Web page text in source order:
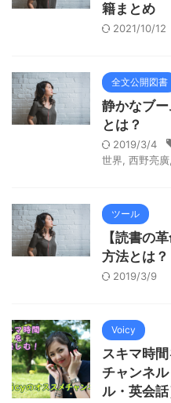
籍まとめ
2021/10/12
全文公開図書
静かなブ
とは？
2019/3/4
世界 西野亮廣
ツール
【読書の
方法とは？
2019/3/9
Voicy
スキマ時
チャンネ
ル・英会話